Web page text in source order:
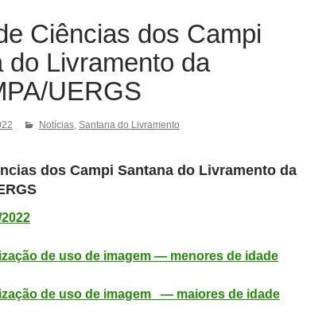
Ciências dos Campi
do Livramento da
UERGS
Notícias, Santana do Livramento
dos Campi Santana do Livramento da
de uso de imagem — menores de idade
de uso de imagem —maiores de idade